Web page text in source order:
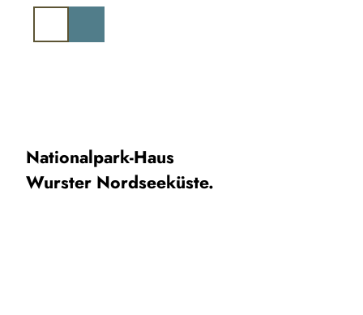
Nationalpark-Haus
Wurster Nordseeküste.